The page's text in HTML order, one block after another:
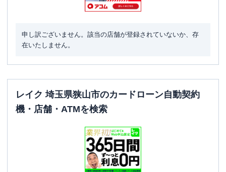
申し訳ございません。該当の店舗が登録されていないか、存
在いたしません。
レイク 埼玉県狭山市のカードローン自動契約
機・店舗・ATMを検索